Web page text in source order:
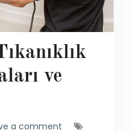
ve
a comment